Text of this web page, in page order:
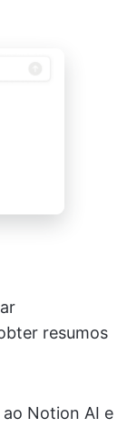
resumos
Notion AI e